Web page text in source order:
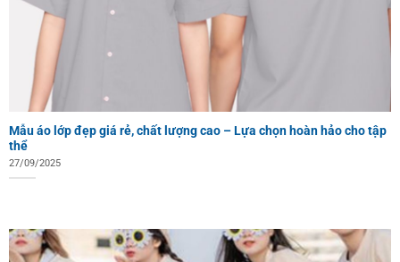
Mẫu áo lớp đẹp giá rẻ, chất lượng cao – Lựa chọn hoàn hảo cho tập
thể
27/09/2025